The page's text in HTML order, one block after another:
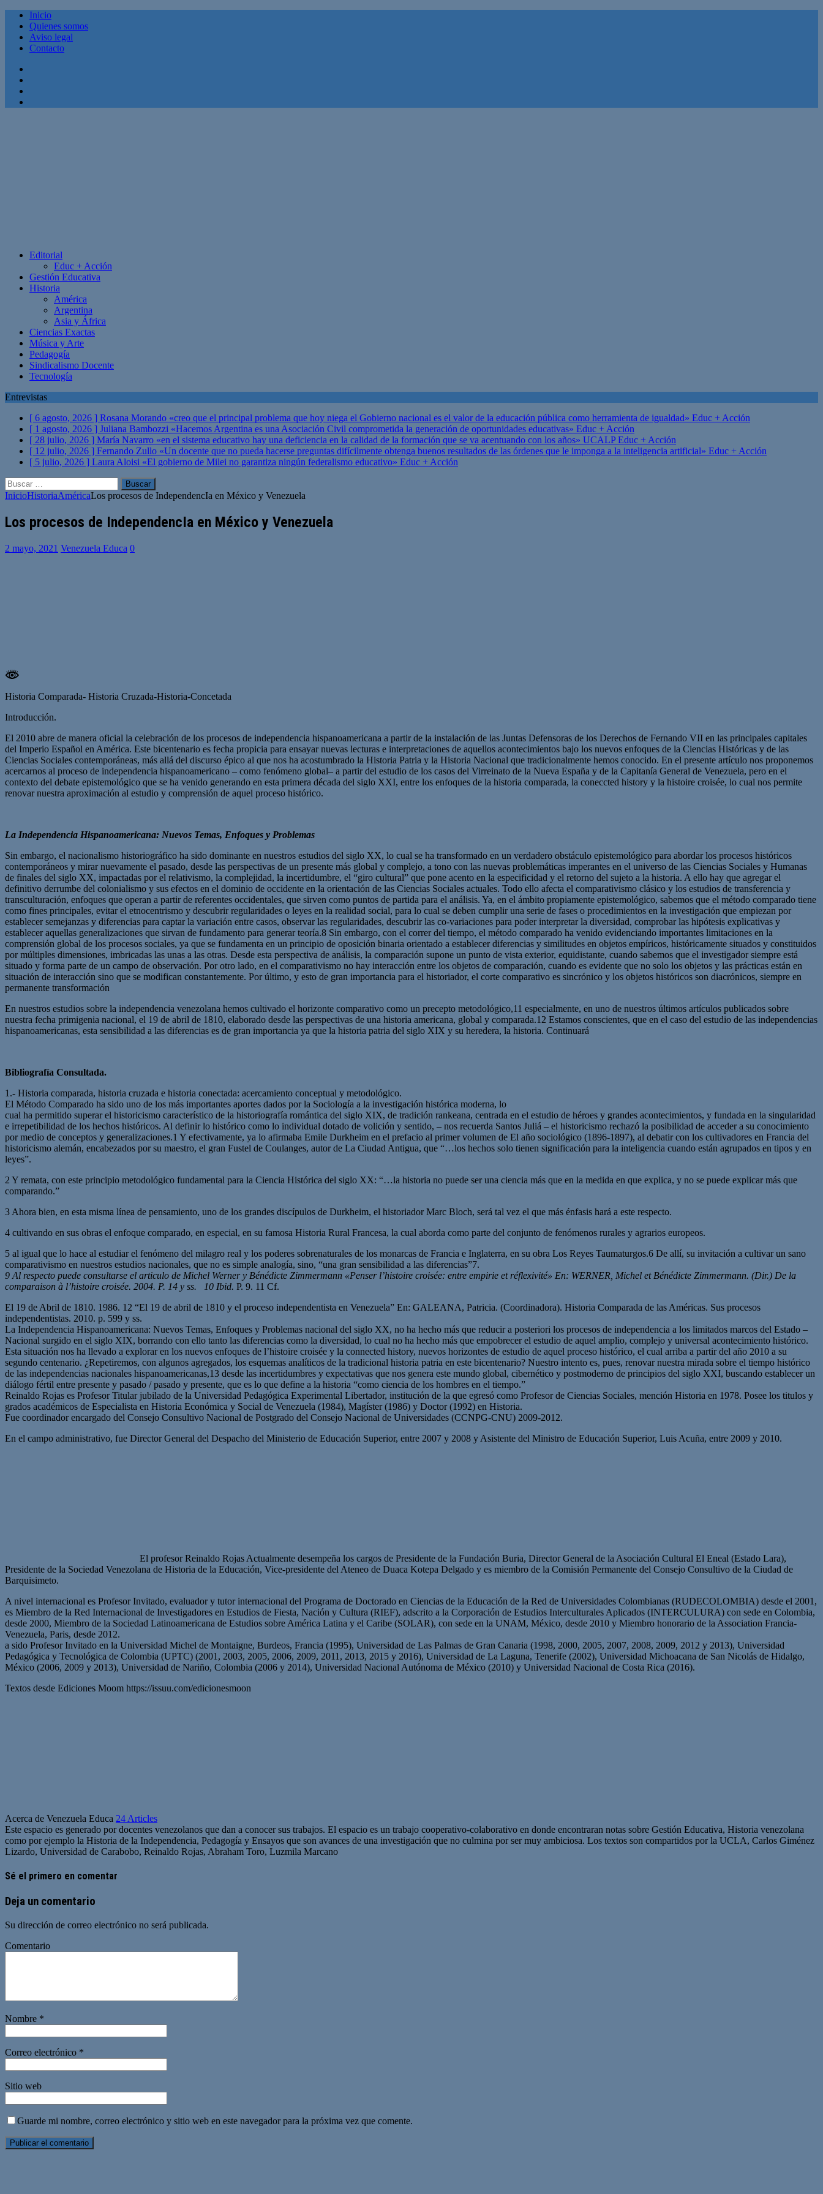
Inicio
Quienes somos
Aviso legal
Contacto
Editorial
Educ + Acción
Gestión Educativa
Historia
América
Argentina
Asia y África
Ciencias Exactas
Música y Arte
Pedagogía
Sindicalismo Docente
Tecnología
Entrevistas
[ 6 agosto, 2026 ] Rosana Morando «creo que el principal problema que hoy niega el Gobierno nacional es el valor de la educación pública como herramienta de igualdad» Educ + Acción
[ 1 agosto, 2026 ] Juliana Bambozzi «Hacemos Argentina es una Asociación Civil comprometida la generación de oportunidades educativas» Educ + Acción
[ 28 julio, 2026 ] María Navarro «en el sistema educativo hay una deficiencia en la calidad de la formación que se va acentuando con los años» UCALPEduc + Acción
[ 12 julio, 2026 ] Fernando Zullo «Un docente que no pueda hacerse preguntas difícilmente obtenga buenos resultados de las órdenes que le imponga a la inteligencia artificial» Educ + Acción
[ 5 julio, 2026 ] Laura Aloisi «El gobierno de Milei no garantiza ningún federalismo educativo» Educ + Acción
Buscar:
InicioHistoriaAméricaLos procesos de IndependencIa en México y Venezuela
Los procesos de IndependencIa en México y Venezuela
2 mayo, 2021 Venezuela Educa 0
Historia Comparada- Historia Cruzada-Historia-Concetada
Introducción.
El 2010 abre de manera oficial la celebración de los procesos de independencia hispanoamericana a partir de la instalación de las Juntas Defensoras de los Derechos de Fernando VII en las principales capitales
del Imperio Español en América. Este bicentenario es fecha propicia para ensayar nuevas lecturas e interpretaciones de aquellos acontecimientos bajo los nuevos enfoques de la Ciencias Históricas y de las
Ciencias Sociales contemporáneas, más allá del discurso épico al que nos ha acostumbrado la Historia Patria y la Historia Nacional que tradicionalmente hemos conocido. En el presente artículo nos proponemos
acercarnos al proceso de independencia hispanoamericano – como fenómeno global– a partir del estudio de los casos del Virreinato de la Nueva España y de la Capitanía General de Venezuela, pero en el
contexto del debate epistemológico que se ha venido generando en esta primera década del siglo XXI, entre los enfoques de la historia comparada, la coneccted history y la histoire croisée, lo cual nos permite
renovar nuestra aproximación al estudio y comprensión de aquel proceso histórico.
La Independencia Hispanoamericana: Nuevos Temas, Enfoques y Problemas
Sin embargo, el nacionalismo historiográfico ha sido dominante en nuestros estudios del siglo XX, lo cual se ha transformado en un verdadero obstáculo epistemológico para abordar los procesos históricos
contemporáneos y mirar nuevamente el pasado, desde las perspectivas de un presente más global y complejo, a tono con las nuevas problemáticas imperantes en el universo de las Ciencias Sociales y Humanas
de finales del siglo XX, impactadas por el relativismo, la complejidad, la incertidumbre, el “giro cultural” que pone acento en la especificidad y el retorno del sujeto a la historia. A ello hay que agregar el
definitivo derrumbe del colonialismo y sus efectos en el dominio de occidente en la orientación de las Ciencias Sociales actuales. Todo ello afecta el comparativismo clásico y los estudios de transferencia y
transculturación, enfoques que operan a partir de referentes occidentales, que sirven como puntos de partida para el análisis. Ya, en el ámbito propiamente epistemológico, sabemos que el método comparado tiene
como fines principales, evitar el etnocentrismo y descubrir regularidades o leyes en la realidad social, para lo cual se deben cumplir una serie de fases o procedimientos en la investigación que empiezan por
establecer semejanzas y diferencias para captar la variación entre casos, observar las regularidades, descubrir las co-variaciones para poder interpretar la diversidad, comprobar las hipótesis explicativas y
establecer aquellas generalizaciones que sirvan de fundamento para generar teoría.8 Sin embargo, con el correr del tiempo, el método comparado ha venido evidenciando importantes limitaciones en la
comprensión global de los procesos sociales, ya que se fundamenta en un principio de oposición binaria orientado a establecer diferencias y similitudes en objetos empíricos, históricamente situados y constituidos
por múltiples dimensiones, imbricadas las unas a las otras. Desde esta perspectiva de análisis, la comparación supone un punto de vista exterior, equidistante, cuando sabemos que el investigador siempre está
situado y forma parte de un campo de observación. Por otro lado, en el comparativismo no hay interacción entre los objetos de comparación, cuando es evidente que no solo los objetos y las prácticas están en
situación de interacción sino que se modifican constantemente. Por último, y esto de gran importancia para el historiador, el corte comparativo es sincrónico y los objetos históricos son diacrónicos, siempre en
permanente transformación
En nuestros estudios sobre la independencia venezolana hemos cultivado el horizonte comparativo como un precepto metodológico,11 especialmente, en uno de nuestros últimos artículos publicados sobre
nuestra fecha primigenia nacional, el 19 de abril de 1810, elaborado desde las perspectivas de una historia americana, global y comparada.12 Estamos conscientes, que en el caso del estudio de las independencias
hispanoamericanas, esta sensibilidad a las diferencias es de gran importancia ya que la historia patria del siglo XIX y su heredera, la historia. Continuará
Bibliografía Consultada.
1.- Historia comparada, historia cruzada e historia conectada: acercamiento conceptual y metodológico.
El Método Comparado ha sido uno de los más importantes aportes dados por la Sociología a la investigación histórica moderna, lo
cual ha permitido superar el historicismo característico de la historiografía romántica del siglo XIX, de tradición rankeana, centrada en el estudio de héroes y grandes acontecimientos, y fundada en la singularidad
e irrepetibilidad de los hechos históricos. Al definir lo histórico como lo individual dotado de volición y sentido, – nos recuerda Santos Juliá – el historicismo rechazó la posibilidad de acceder a su conocimiento
por medio de conceptos y generalizaciones.1 Y efectivamente, ya lo afirmaba Emile Durkheim en el prefacio al primer volumen de El año sociológico (1896-1897), al debatir con los cultivadores en Francia del
historicismo alemán, encabezados por su maestro, el gran Fustel de Coulanges, autor de La Ciudad Antigua, que “…los hechos solo tienen significación para la inteligencia cuando están agrupados en tipos y en
leyes”.
2 Y remata, con este principio metodológico fundamental para la Ciencia Histórica del siglo XX: “…la historia no puede ser una ciencia más que en la medida en que explica, y no se puede explicar más que
comparando.”
3 Ahora bien, en esta misma línea de pensamiento, uno de los grandes discípulos de Durkheim, el historiador Marc Bloch, será tal vez el que más énfasis hará a este respecto.
4 cultivando en sus obras el enfoque comparado, en especial, en su famosa Historia Rural Francesa, la cual aborda como parte del conjunto de fenómenos rurales y agrarios europeos.
5 al igual que lo hace al estudiar el fenómeno del milagro real y los poderes sobrenaturales de los monarcas de Francia e Inglaterra, en su obra Los Reyes Taumaturgos.6 De allí, su invitación a cultivar un sano
comparativismo en nuestros estudios nacionales, que no es simple analogía, sino, “una gran sensibilidad a las diferencias”7.
9 Al respecto puede consultarse el articulo de Michel Werner y Bénédicte Zimmermann «Penser l’histoire croisée: entre empirie et réflexivité» En: WERNER, Michel et Bénédicte Zimmermann. (Dir.) De la
comparaison à l’histoire croisée. 2004. P. 14 y ss. 10 Ibid. P. 9. 11 Cf.
El 19 de Abril de 1810. 1986. 12 “El 19 de abril de 1810 y el proceso independentista en Venezuela” En: GALEANA, Patricia. (Coordinadora). Historia Comparada de las Américas. Sus procesos
independentistas. 2010. p. 599 y ss.
La Independencia Hispanoamericana: Nuevos Temas, Enfoques y Problemas nacional del siglo XX, no ha hecho más que reducir a posteriori los procesos de independencia a los limitados marcos del Estado –
Nacional surgido en el siglo XIX, borrando con ello tanto las diferencias como la diversidad, lo cual no ha hecho más que empobrecer el estudio de aquel amplio, complejo y universal acontecimiento histórico.
Esta situación nos ha llevado a explorar en los nuevos enfoques de l’histoire croisée y la connected history, nuevos horizontes de estudio de aquel proceso histórico, el cual arriba a partir del año 2010 a su
segundo centenario. ¿Repetiremos, con algunos agregados, los esquemas analíticos de la tradicional historia patria en este bicentenario? Nuestro intento es, pues, renovar nuestra mirada sobre el tiempo histórico
de las independencias nacionales hispanoamericanas,13 desde las incertidumbres y expectativas que nos genera este mundo global, cibernético y postmoderno de principios del siglo XXI, buscando establecer un
diálogo fértil entre presente y pasado / pasado y presente, que es lo que define a la historia “como ciencia de los hombres en el tiempo.”
Reinaldo Rojas es Profesor Titular jubilado de la Universidad Pedagógica Experimental Libertador, institución de la que egresó como Profesor de Ciencias Sociales, mención Historia en 1978. Posee los titulos y
grados académicos de Especialista en Historia Económica y Social de Venezuela (1984), Magíster (1986) y Doctor (1992) en Historia.
Fue coordinador encargado del Consejo Consultivo Nacional de Postgrado del Consejo Nacional de Universidades (CCNPG-CNU) 2009-2012.
En el campo administrativo, fue Director General del Despacho del Ministerio de Educación Superior, entre 2007 y 2008 y Asistente del Ministro de Educación Superior, Luis Acuña, entre 2009 y 2010.
El profesor Reinaldo Rojas Actualmente desempeña los cargos de Presidente de la Fundación Buria, Director General de la Asociación Cultural El Eneal (Estado Lara),
Presidente de la Sociedad Venezolana de Historia de la Educación, Vice-presidente del Ateneo de Duaca Kotepa Delgado y es miembro de la Comisión Permanente del Consejo Consultivo de la Ciudad de
Barquisimeto.
A nivel internacional es Profesor Invitado, evaluador y tutor internacional del Programa de Doctorado en Ciencias de la Educación de la Red de Universidades Colombianas (RUDECOLOMBIA) desde el 2001,
es Miembro de la Red Internacional de Investigadores en Estudios de Fiesta, Nación y Cultura (RIEF), adscrito a la Corporación de Estudios Interculturales Aplicados (INTERCULURA) con sede en Colombia,
desde 2000, Miembro de la Sociedad Latinoamericana de Estudios sobre América Latina y el Caribe (SOLAR), con sede en la UNAM, México, desde 2010 y Miembro honorario de la Association Francia-
Venezuela, Paris, desde 2012.
a sido Profesor Invitado en la Universidad Michel de Montaigne, Burdeos, Francia (1995), Universidad de Las Palmas de Gran Canaria (1998, 2000, 2005, 2007, 2008, 2009, 2012 y 2013), Universidad
Pedagógica y Tecnológica de Colombia (UPTC) (2001, 2003, 2005, 2006, 2009, 2011, 2013, 2015 y 2016), Universidad de La Laguna, Tenerife (2002), Universidad Michoacana de San Nicolás de Hidalgo,
México (2006, 2009 y 2013), Universidad de Nariño, Colombia (2006 y 2014), Universidad Nacional Autónoma de México (2010) y Universidad Nacional de Costa Rica (2016).
Textos desde Ediciones Moom https://issuu.com/edicionesmoon
Acerca de Venezuela Educa 24 Articles
Este espacio es generado por docentes venezolanos que dan a conocer sus trabajos. El espacio es un trabajo cooperativo-colaborativo en donde encontraran notas sobre Gestión Educativa, Historia venezolana
como por ejemplo la Historia de la Independencia, Pedagogía y Ensayos que son avances de una investigación que no culmina por ser muy ambiciosa. Los textos son compartidos por la UCLA, Carlos Giménez
Lizardo, Universidad de Carabobo, Reinaldo Rojas, Abraham Toro, Luzmila Marcano
Sé el primero en comentar
Deja un comentario
Su dirección de correo electrónico no será publicada.
Comentario
Nombre *
Correo electrónico *
Sitio web
Guarde mi nombre, correo electrónico y sitio web en este navegador para la próxima vez que comente.